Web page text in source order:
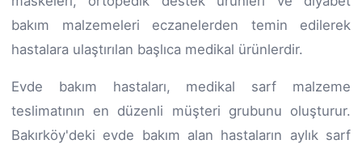
bakım malzemeleri eczanelerden temin edilerek
hastalara ulaştırılan başlıca medikal ürünlerdir.
Evde bakım hastaları, medikal sarf malzeme
teslimatının en düzenli müşteri grubunu oluşturur.
Bakırköy'deki evde bakım alan hastaların aylık sarf